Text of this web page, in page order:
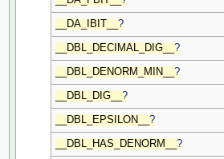
__DA_IBIT__?
__DBL_DECIMAL_DIG__?
__DBL_DENORM_MIN__?
__DBL_DIG__?
__DBL_EPSILON__?
__DBL_HAS_DENORM__?